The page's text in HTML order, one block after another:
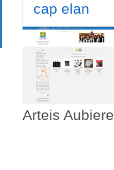
cap elan
Arteis Aubiere